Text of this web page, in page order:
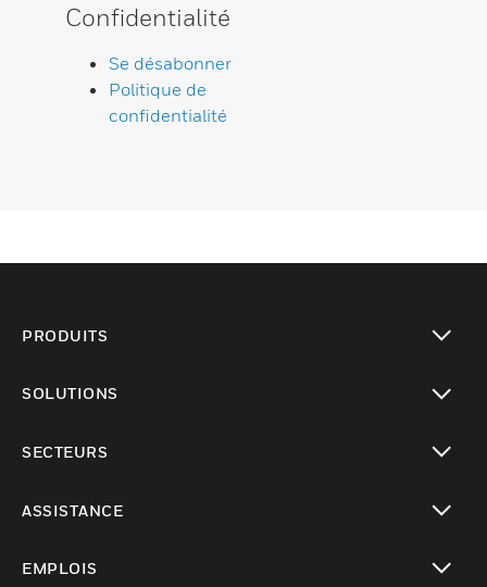
Confidentialité
Se désabonner
Politique de
confidentialité
PRODUITS
SOLUTIONS
SECTEURS
ASSISTANCE
EMPLOIS